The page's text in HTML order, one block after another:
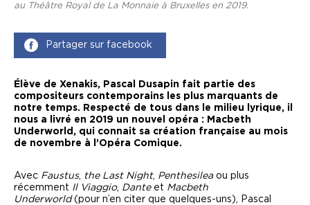
au Théâtre Royal de La Monnaie à Bruxelles en 2019.
Partager sur facebook
Élève de Xenakis, Pascal Dusapin fait partie des
compositeurs contemporains les plus marquants de
notre temps. Respecté de tous dans le milieu lyrique, il
nous a livré en 2019 un nouvel opéra : Macbeth
Underworld, qui connait sa création française au mois
de novembre à l’Opéra Comique.
Avec Faustus, the Last Night, Penthesileaou plus
récemment Il Viaggio, Dante et Macbeth
Underworld(pour n’en citer que quelques-uns), Pascal